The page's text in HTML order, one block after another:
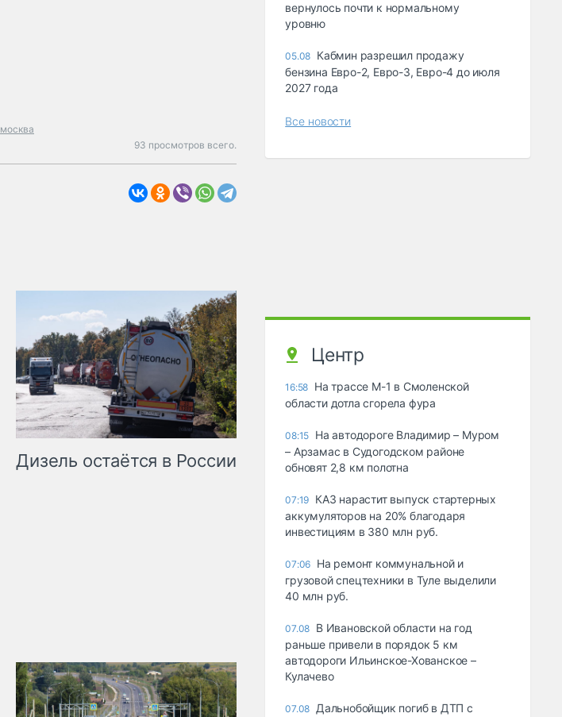
москва
93 просмотров всего.
Дизель остаётся в России
вернулось почти к нормальному
уровню
05.08 Кабмин разрешил продажу
бензина Евро-2, Евро-3, Евро-4 до июля
2027 года
Все новости
Центр
16:58 На трассе М-1 в Смоленской
области дотла сгорела фура
08:15 На автодороге Владимир – Муром
– Арзамас в Судогодском районе
обновят 2,8 км полотна
07:19 КАЗ нарастит выпуск стартерных
аккумуляторов на 20% благодаря
инвестициям в 380 млн руб.
07:06 На ремонт коммунальной и
грузовой спецтехники в Туле выделили
40 млн руб.
07.08 В Ивановской области на год
раньше привели в порядок 5 км
автодороги Ильинское-Хованское –
Кулачево
07.08 Дальнобойщик погиб в ДТП с